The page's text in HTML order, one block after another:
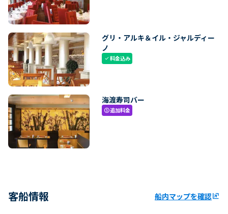
グリ・アルキ＆イル・ジャルディー
ノ
check料金込み
海渡寿司バー
paid追加料金
客船情報 船内マップを確認ungroup